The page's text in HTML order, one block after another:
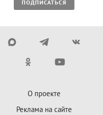
ПОДПИСАТЬСЯ
О проекте
Реклама на сайте